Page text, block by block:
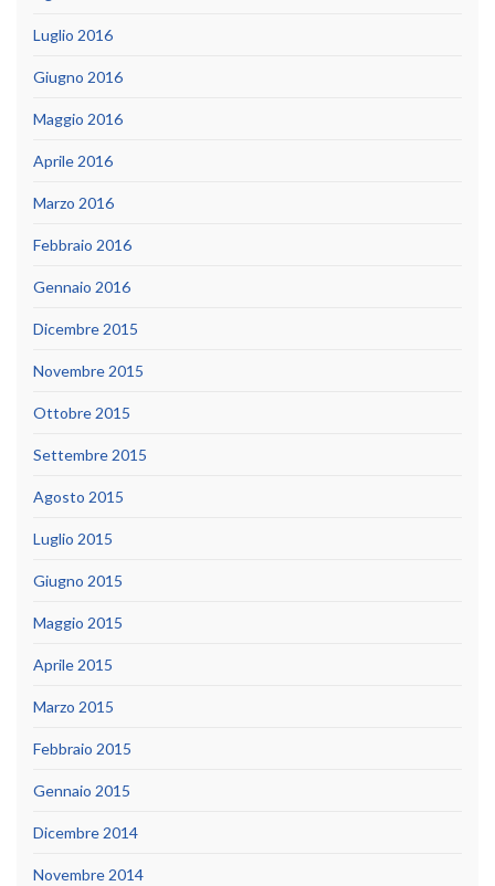
Luglio 2016
Giugno 2016
Maggio 2016
Aprile 2016
Marzo 2016
Febbraio 2016
Gennaio 2016
Dicembre 2015
Novembre 2015
Ottobre 2015
Settembre 2015
Agosto 2015
Luglio 2015
Giugno 2015
Maggio 2015
Aprile 2015
Marzo 2015
Febbraio 2015
Gennaio 2015
Dicembre 2014
Novembre 2014